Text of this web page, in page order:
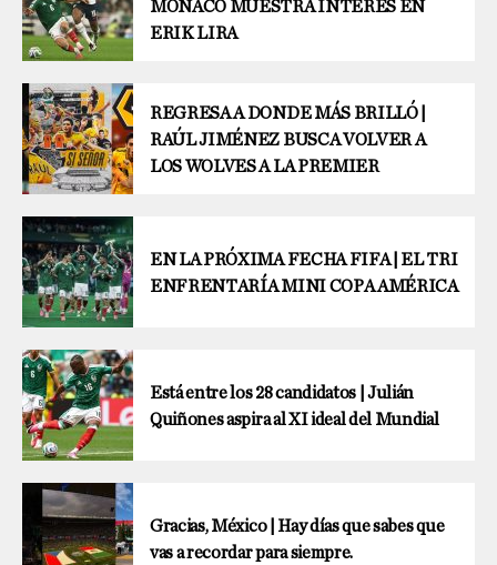
MÓNACO MUESTRA INTERÉS EN
ERIK LIRA
REGRESA A DONDE MÁS BRILLÓ |
RAÚL JIMÉNEZ BUSCA VOLVER A
LOS WOLVES A LA PREMIER
EN LA PRÓXIMA FECHA FIFA | EL TRI
ENFRENTARÍA MINI COPA AMÉRICA
Está entre los 28 candidatos | Julián
Quiñones aspira al XI ideal del Mundial
Gracias, México | Hay días que sabes que
vas a recordar para siempre.